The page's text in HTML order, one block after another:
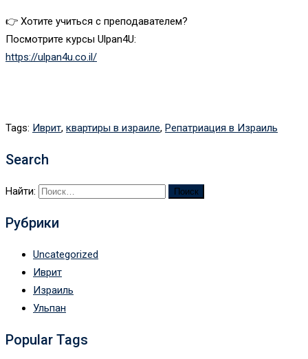
👉 Хотите учиться с преподавателем?
Посмотрите курсы Ulpan4U:
https://ulpan4u.co.il/
Tags: Иврит, квартиры в израиле, Репатриация в Израиль
Search
Найти:
Рубрики
Uncategorized
Иврит
Израиль
Ульпан
Popular Tags